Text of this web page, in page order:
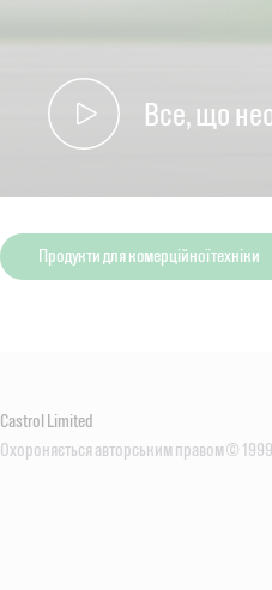
Все, що
Продукти для комерційної техніки
Castrol Limited
Охороняється авторським правом ©